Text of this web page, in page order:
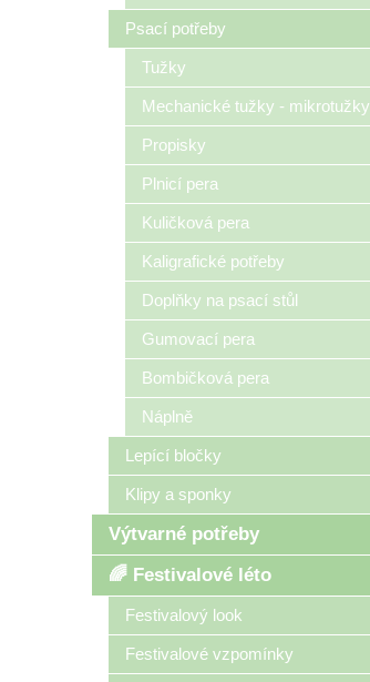
Psací potřeby
Tužky
Mechanické tužky - mikrotužky
Propisky
Plnicí pera
Kuličková pera
Kaligrafické potřeby
Doplňky na psací stůl
Gumovací pera
Bombičková pera
Náplně
Lepící bločky
Klipy a sponky
Výtvarné potřeby
🌈 Festivalové léto
Festivalový look
Festivalové vzpomínky